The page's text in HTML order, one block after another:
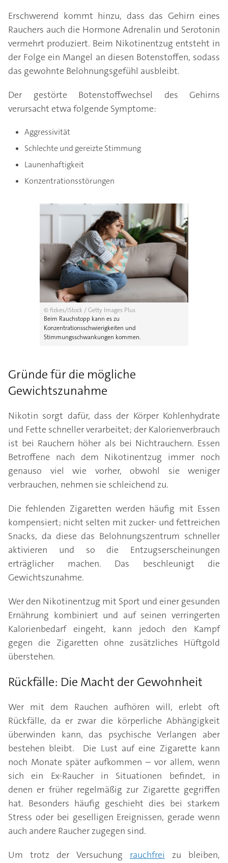
Erschwerend kommt hinzu, dass das Gehirn eines
Rauchers auch die Hormone Adrenalin und Serotonin
vermehrt produziert. Beim Nikotinentzug entsteht in
der Folge ein Mangel an diesen Botenstoffen, sodass
das gewohnte Belohnungsgefühl ausbleibt.
Der gestörte Botenstoffwechsel des Gehirns
verursacht etwa folgende Symptome:
Aggressivität
Schlechte und gereizte Stimmung
Launenhaftigkeit
Konzentrationsstörungen
© fizkes/iStock / Getty Images Plus
Beim Rauchstopp kann es zu
Konzentrationsschwierigkeiten und
Stimmungsschwankungen kommen.
Gründe für die mögliche
Gewichtszunahme
Nikotin sorgt dafür, dass der Körper Kohlenhydrate
und Fette schneller verarbeitet; der Kalorienverbrauch
ist bei Rauchern höher als bei Nichtrauchern. Essen
Betroffene nach dem Nikotinentzug immer noch
genauso viel wie vorher, obwohl sie weniger
verbrauchen, nehmen sie schleichend zu.
Die fehlenden Zigaretten werden häufig mit Essen
kompensiert; nicht selten mit zucker- und fettreichen
Snacks, da diese das Belohnungszentrum schneller
aktivieren und so die Entzugserscheinungen
erträglicher machen. Das beschleunigt die
Gewichtszunahme.
Wer den Nikotinentzug mit Sport und einer gesunden
Ernährung kombiniert und auf seinen verringerten
Kalorienbedarf eingeht, kann jedoch den Kampf
gegen die Zigaretten ohne zusätzliches Hüftgold
überstehen.
Rückfälle: Die Macht der Gewohnheit
Wer mit dem Rauchen aufhören will, erlebt oft
Rückfälle, da er zwar die körperliche Abhängigkeit
überwinden kann, das psychische Verlangen aber
bestehen bleibt. Die Lust auf eine Zigarette kann
noch Monate später aufkommen – vor allem, wenn
sich ein Ex-Raucher in Situationen befindet, in
denen er früher regelmäßig zur Zigarette gegriffen
hat. Besonders häufig geschieht dies bei starkem
Stress oder bei geselligen Ereignissen, gerade wenn
auch andere Raucher zugegen sind.
Um trotz der Versuchung rauchfrei zu bleiben,